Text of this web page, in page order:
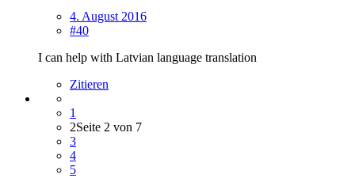
4. August 2016
#40
I can help with Latvian language translation
Zitieren
1
2Seite 2 von 7
3
4
5